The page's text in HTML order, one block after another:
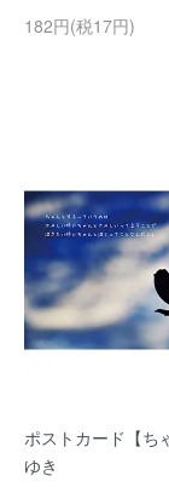
182円(税17円)
ポストカード【ち
ゆき